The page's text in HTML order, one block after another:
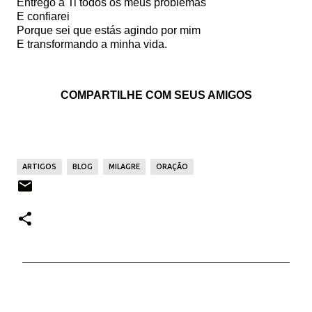
Entrego a Ti todos os meus problemas
E confiarei
Porque sei que estás agindo por mim
E transformando a minha vida.
COMPARTILHE COM SEUS AMIGOS
ARTIGOS BLOG MILAGRE ORAÇÃO